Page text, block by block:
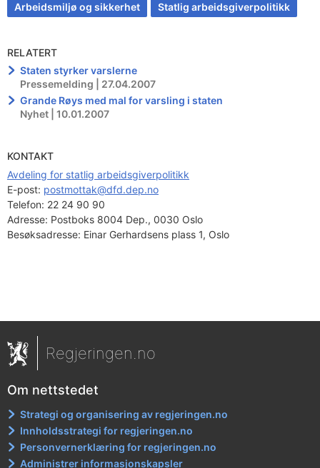
Arbeidsmiljø og sikkerhet Statlig arbeidsgiverpolitikk
RELATERT
Staten styrker varslerne
Pressemelding | 27.04.2007
Grande Røys med mal for varsling i staten
Nyhet | 10.01.2007
KONTAKT
Avdeling for statlig arbeidsgiverpolitikk
E-post: postmottak@dfd.dep.no
Telefon: 22 24 90 90
Adresse: Postboks 8004 Dep., 0030 Oslo
Besøksadresse: Einar Gerhardsens plass 1, Oslo
Regjeringen.no
Om nettstedet
Strategi og organisering av regjeringen.no
Innholdsstrategi for regjeringen.no
Personvernerklæring for regjeringen.no
Administrer informasjonskapsler